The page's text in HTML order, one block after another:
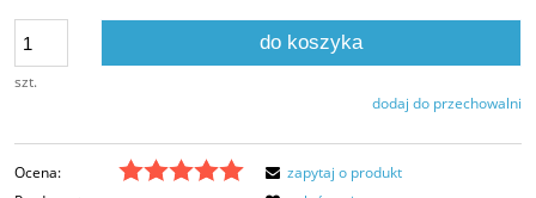
szt.
do koszyka
dodaj do przechowalni
Ocena:
zapytaj o produkt